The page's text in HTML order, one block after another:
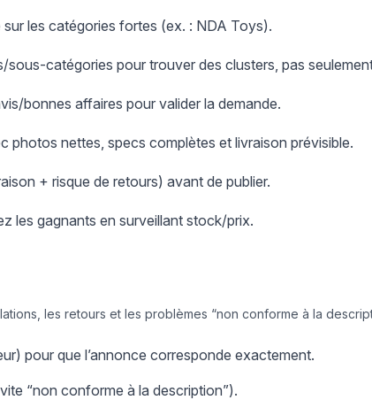
les catégories fortes (ex. : NDA Toys).
sous-catégories pour trouver des clusters, pas
bonnes affaires pour valider la demande.
photos nettes, specs complètes et livraison prévisible.
+ risque de retours) avant de publier.
les gagnants en surveillant stock/prix.
les retours et les problèmes “non conforme à la
pour que l’annonce corresponde exactement.
“non conforme à la description”).